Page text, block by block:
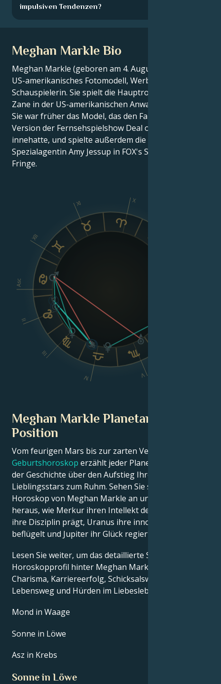
impulsiven Tendenzen?
Meghan Markle Bio
Meghan Markle (geboren am 4. August 1981) ist ein
US-amerikanisches Fotomodell, Werbemodell und
Schauspielerin. Sie spielt die Hauptrolle der Rachel
Zane in der US-amerikanischen Anwaltsserie Suits.
Sie war früher das Model, das den Fall #24 in der US-
Version der Fernsehspielshow Deal or No Deal
innehatte, und spielte außerdem die FBI-
Spezialagentin Amy Jessup in FOX's Sci-Fi-Thriller
Fringe.
Asc
II
III
IV V
X
XI
XII
Meghan Markle Planetarische
Position
Vom feurigen Mars bis zur zarten Venus – in diesem
Geburtshoroskop erzählt jeder Planet seinen Teil
der Geschichte über den Aufstieg Ihres
Lieblingsstars zum Ruhm. Sehen Sie sich das Astro-
Horoskop von Meghan Markle an und finden Sie
heraus, wie Merkur ihren Intellekt definiert, Saturn
ihre Disziplin prägt, Uranus ihre innovativen Ideen
beflügelt und Jupiter ihr Glück regiert.
Lesen Sie weiter, um das detaillierte Sternzeichen-
Horoskopprofil hinter Meghan Markles Talent,
Charisma, Karriereerfolg, Schicksalswendungen,
Lebensweg und Hürden im Liebesleben zu erkunden.
Mond in Waage
Sonne in Löwe
Asz in Krebs
Sonne in Löwe